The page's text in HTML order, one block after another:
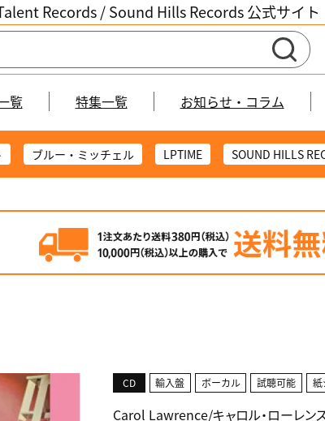
Records /Sound Hills Records 公式サイト
覧 特集一覧 お知らせ・コラム
ブルー・ミッチェル LPTIME SOUND HILLS
CD 輸入盤 ボーカル 試聴可能 紙
Carol Lawrence/キャロル・ローレン